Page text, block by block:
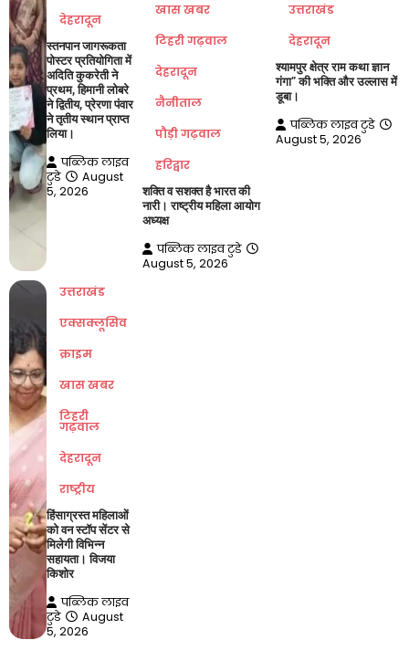
देहरादून
स्तनपान जागरूकता
पोस्टर प्रतियोगिता में
अदिति कुकरेती ने
प्रथम, हिमानी लोबरे
ने द्वितीय, प्रेरणा पंवार
ने तृतीय स्थान प्राप्त
लिया।
पब्लिक लाइव
टुडे
August
5, 2026
खास खबर
टिहरी गढ़वाल
देहरादून
नैनीताल
पौड़ी गढ़वाल
हरिद्वार
शक्ति व सशक्त है भारत की
नारी। राष्ट्रीय महिला आयोग
अध्यक्ष
पब्लिक लाइव टुडे
August 5, 2026
उत्तराखंड
देहरादून
श्यामपुर क्षेत्र राम कथा ज्ञान
गंगा” की भक्ति और उल्लास में
डूबा।
पब्लिक लाइव टुडे
August 5, 2026
उत्तराखंड
एक्सक्लूसिव
क्राइम
खास खबर
टिहरी
गढ़वाल
देहरादून
राष्ट्रीय
हिंसाग्रस्त महिलाओं
को वन स्टॉप सेंटर से
मिलेगी विभिन्न
सहायता। विजया
किशोर
पब्लिक लाइव
टुडे
August
5, 2026